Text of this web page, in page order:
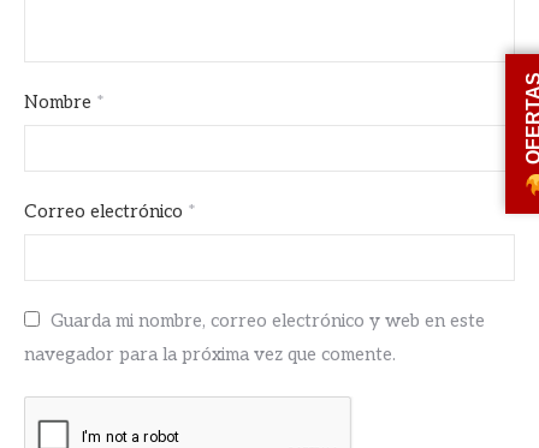
Nombre *
Correo electrónico *
Guarda mi nombre, correo electrónico y web en este
navegador para la próxima vez que comente.